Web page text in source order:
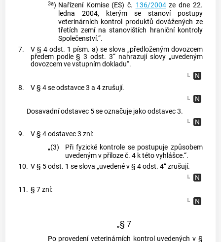
3a) Nařízení Komise (ES) č. 136/2004ze dne 22.
ledna 2004, kterým se stanoví postupy
veterinárních kontrol produktů dovážených ze
třetích zemí na stanovištích hraniční kontroly
Společenství.“.
7.
V § 4 odst. 1 písm. a) se slova „předloženým dovozcem
předem podle § 3 odst. 3“ nahrazují slovy „uvedeným
dovozcem ve vstupním dokladu“.
8. V § 4 se odstavce 3 a 4 zrušují.
Dosavadní odstavec 5 se označuje jako odstavec 3.
9.
V § 4 odstavec 3 zní:
„(3)
Při fyzické kontrole se postupuje způsobem
uvedeným v příloze č. 4 k této vyhlášce.“.
10. V § 5 odst. 1 se slova „uvedené v § 4 odst. 4“ zrušují.
11. § 7 zní:
„§ 7
Po provedení veterinárních kontrol uvedených v §